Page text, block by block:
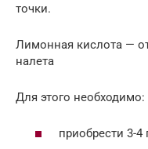
точки.
Лимонная кислота —
налета
Для этого необходимо:
приобрести 3-4